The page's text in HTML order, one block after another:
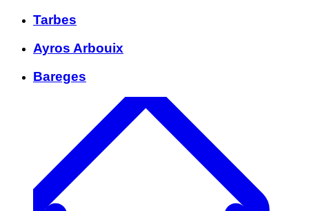
Tarbes
Ayros Arbouix
Bareges